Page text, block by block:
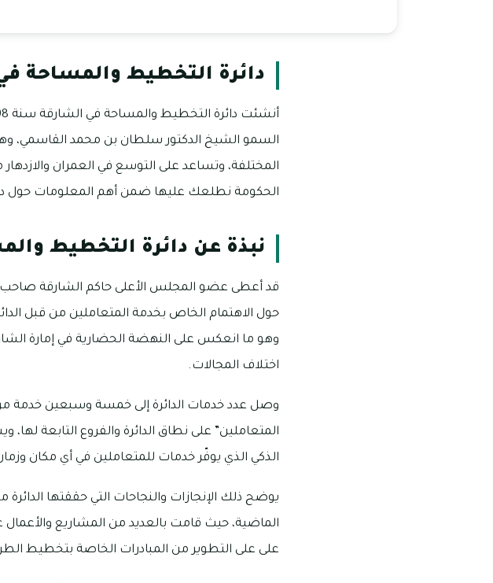
دائرة التخطيط والمساحة
السمو الشيخ الدكتور سلطان بن محمد القاسمي،
المختلفة، وتساعد على التوسع في العمران
الحكومة نطلعك عليها ضمن أهم المعلومات حول
نبذة عن دائرة التخطيط
قد أعطى عضو المجلس الأعلى حاكم الشارقة
حول الاهتمام الخاص بخدمة المتعاملين من قبل
وهو ما انعكس على النهضة الحضارية في إمارة
اختلاف المجالات.
وصل عدد خدمات الدائرة إلى خمسة وسبعين خدمة من
المتعاملين” على نطاق الدائرة والفروع التابعة
الذكي الذي يوفّر خدمات للمتعاملين في أي مكان
الماضية، حيث قامت بالعديد من المشاريع
على على التطوير من المبادرات الخاصة بتخطيط